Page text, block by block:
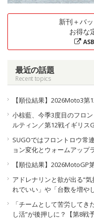
新刊＋バ
お得な
最近の話題
Recent topics
【順位結果】2026Moto3第
小椋藍、今季3度目のフロ
ルティン／第12戦イギリス
SUGOではフロントロウ常
ョン変化とウォームアップ
【順位結果】2026MotoGP
アドレナリンと欲が出る“
れでいい」や「台数を増や
「チームとして苦労して
し活”が後押しに？【第8戦